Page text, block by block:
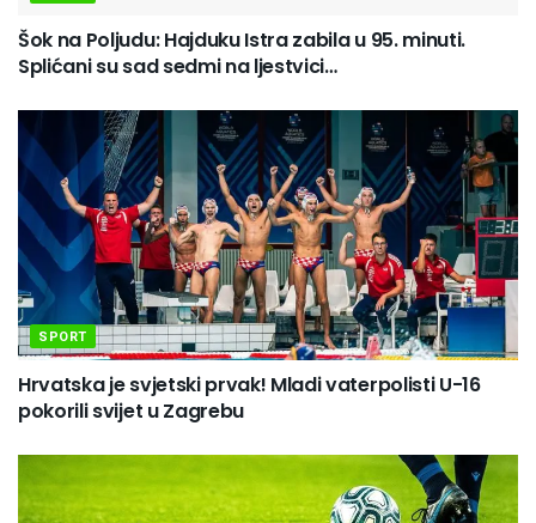
Šok na Poljudu: Hajduku Istra zabila u 95. minuti.
Splićani su sad sedmi na ljestvici…
SPORT
Hrvatska je svjetski prvak! Mladi vaterpolisti U-16
pokorili svijet u Zagrebu